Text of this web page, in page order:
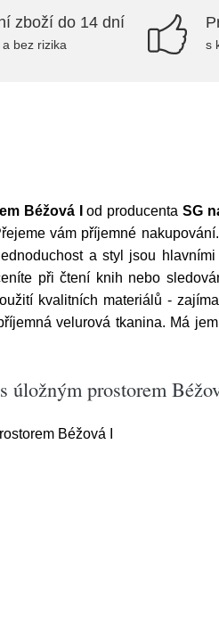
zboží do 14 dní
bez rizika s
Béžová I od producenta SG
vám příjemné
a styl jsou
při čtení knih nebo
kvalitních materiálů -
velurová tkanina. Má
úložným prostorem
Béžová I